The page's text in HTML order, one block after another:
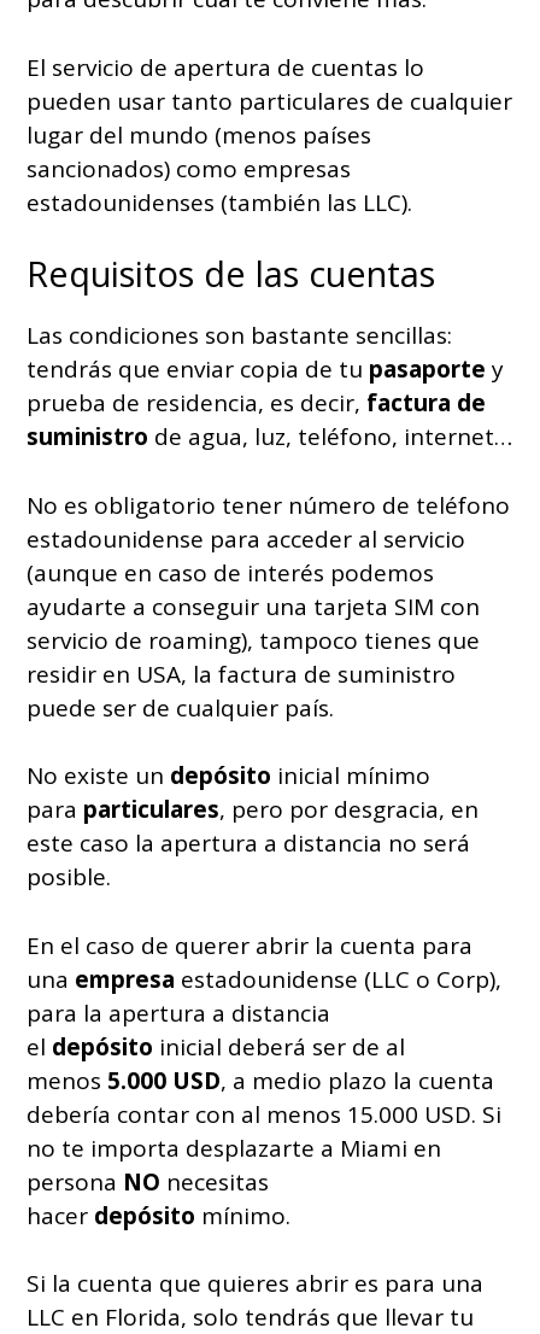
El servicio de apertura de cuentas lo
pueden usar tanto particulares de cualquier
lugar del mundo (menos países
sancionados) como empresas
estadounidenses (también las LLC).
Requisitos de las cuentas
Las condiciones son bastante sencillas:
tendrás que enviar copia de tu pasaporte y
prueba de residencia, es decir, factura de
suministro de agua, luz, teléfono, internet…
No es obligatorio tener número de teléfono
estadounidense para acceder al servicio
(aunque en caso de interés podemos
ayudarte a conseguir una tarjeta SIM con
servicio de roaming), tampoco tienes que
residir en USA, la factura de suministro
puede ser de cualquier país.
No existe un depósito inicial mínimo
para particulares, pero por desgracia, en
este caso la apertura a distancia no será
posible.
En el caso de querer abrir la cuenta para
una empresa estadounidense (LLC o Corp),
para la apertura a distancia
el depósito inicial deberá ser de al
menos 5.000 USD, a medio plazo la cuenta
debería contar con al menos 15.000 USD. Si
no te importa desplazarte a Miami en
persona NO necesitas
hacer depósito mínimo.
Si la cuenta que quieres abrir es para una
LLC en Florida, solo tendrás que llevar tu